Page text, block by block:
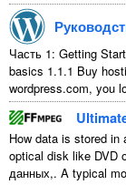
Часть 1: Getting
basics 1.1.1 Buy
wordpress.com, you
How data is stored
optical disk like DVD
данных,. A typical